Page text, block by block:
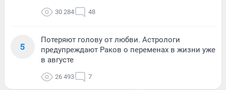
30 284 48
5
Потеряют голову от любви. Астрологи
предупреждают Раков о переменах в жизни уже
в августе
26 493 7